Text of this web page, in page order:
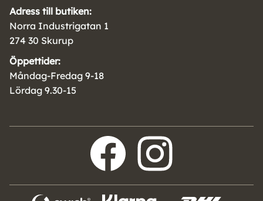
Adress till butiken:
Norra Industrigatan 1
274 30 Skurup
Öppettider:
Måndag-Fredag 9-18
Lördag 9.30-15